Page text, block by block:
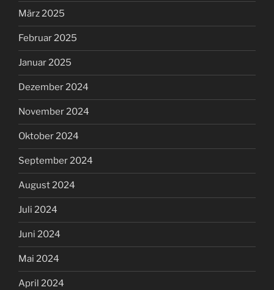
März 2025
Februar 2025
Januar 2025
Dezember 2024
November 2024
Oktober 2024
September 2024
August 2024
Juli 2024
Juni 2024
Mai 2024
April 2024